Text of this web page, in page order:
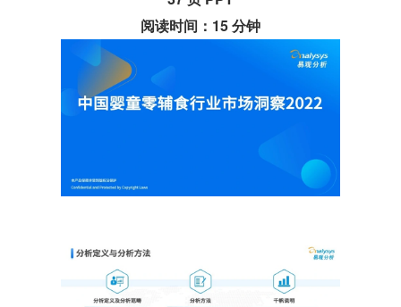
阅读时间：15 分钟